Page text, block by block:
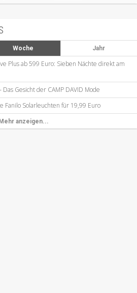
Woche Jahr
Plus ab 599 Euro: Sieben Nächte direkt am
Gesicht der CAMP DAVID Mode
Fanilo Solarleuchten für 19,99 Euro
Mehr anzeigen...